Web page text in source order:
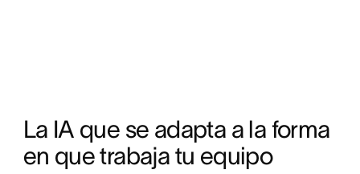
La IA que se adapta a la forma
en que trabaja tu equipo